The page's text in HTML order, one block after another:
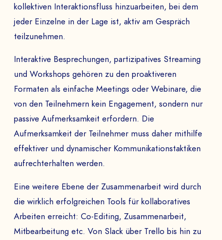
kollektiven Interaktionsfluss hinzuarbeiten, bei dem
jeder Einzelne in der Lage ist, aktiv am Gespräch
teilzunehmen.
Interaktive Besprechungen, partizipatives Streaming
und Workshops gehören zu den proaktiveren
Formaten als einfache Meetings oder Webinare, die
von den Teilnehmern kein Engagement, sondern nur
passive Aufmerksamkeit erfordern. Die
Aufmerksamkeit der Teilnehmer muss daher mithilfe
effektiver und dynamischer Kommunikationstaktiken
aufrechterhalten werden.
Eine weitere Ebene der Zusammenarbeit wird durch
die wirklich erfolgreichen Tools für kollaboratives
Arbeiten erreicht: Co-Editing, Zusammenarbeit,
Mitbearbeitung etc. Von Slack über Trello bis hin zu